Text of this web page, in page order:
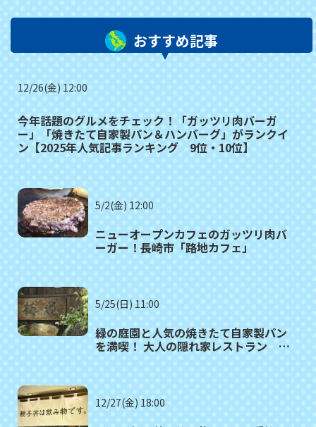
おすすめ記事
12/26(金) 12:00
今年話題のグルメをチェック！「ガッツリ肉バーガ
ー」「焼きたて自家製パン＆ハンバーグ」がランクイ
ン【2025年人気記事ランキング 9位・10位】
5/2(金) 12:00
ニューオープンカフェのガッツリ肉バ
ーガー！長崎市「路地カフェ」
5/25(日) 11:00
緑の庭園と人気の焼きたて自家製パン
を満喫！ 大人の隠れ家レストラン 諫
12/27(金) 18:00